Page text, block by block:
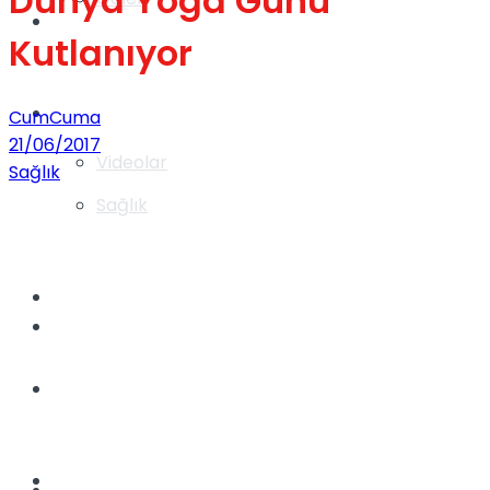
Videolar
Gündem
Yaşam
Sağlık
Kutlanıyor
CumCuma
21/06/2017
Sağlık